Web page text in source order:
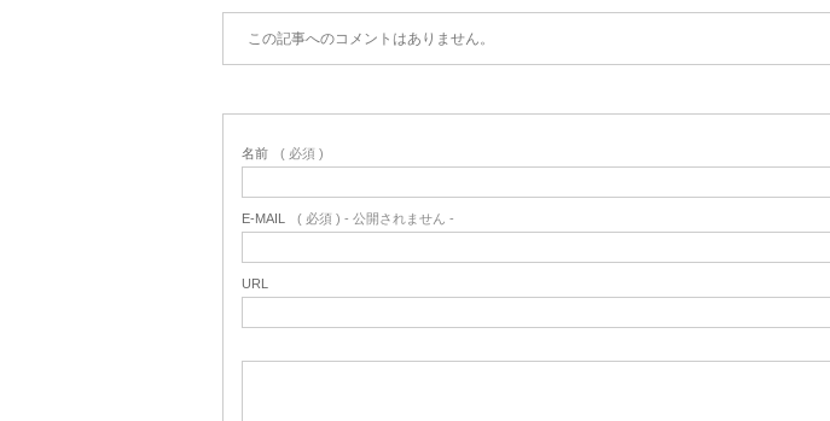
この記事へのコメントはありません。
名前 ( 必須 )
E-MAIL ( 必須 ) - 公開されません -
URL